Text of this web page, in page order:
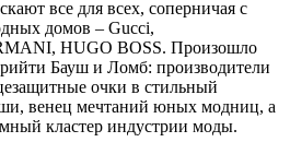
все для всех, соперничая с
домов – Gucci,
HUGO BOSS. Произошло
Бауш и Ломб: производители
очки в стильный
венец мечтаний юных модниц, а
кластер индустрии моды.